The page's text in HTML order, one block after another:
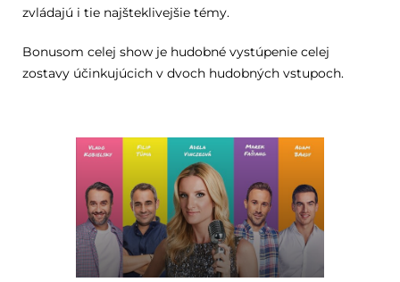
zvládajú i tie najšteklivejšie témy.
Bonusom celej show je hudobné vystúpenie celej
zostavy účinkujúcich v dvoch hudobných vstupoch.